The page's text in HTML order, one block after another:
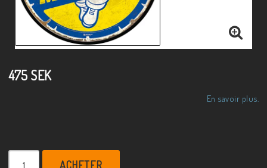
475 SEK
En savoir plus.
ACHETER